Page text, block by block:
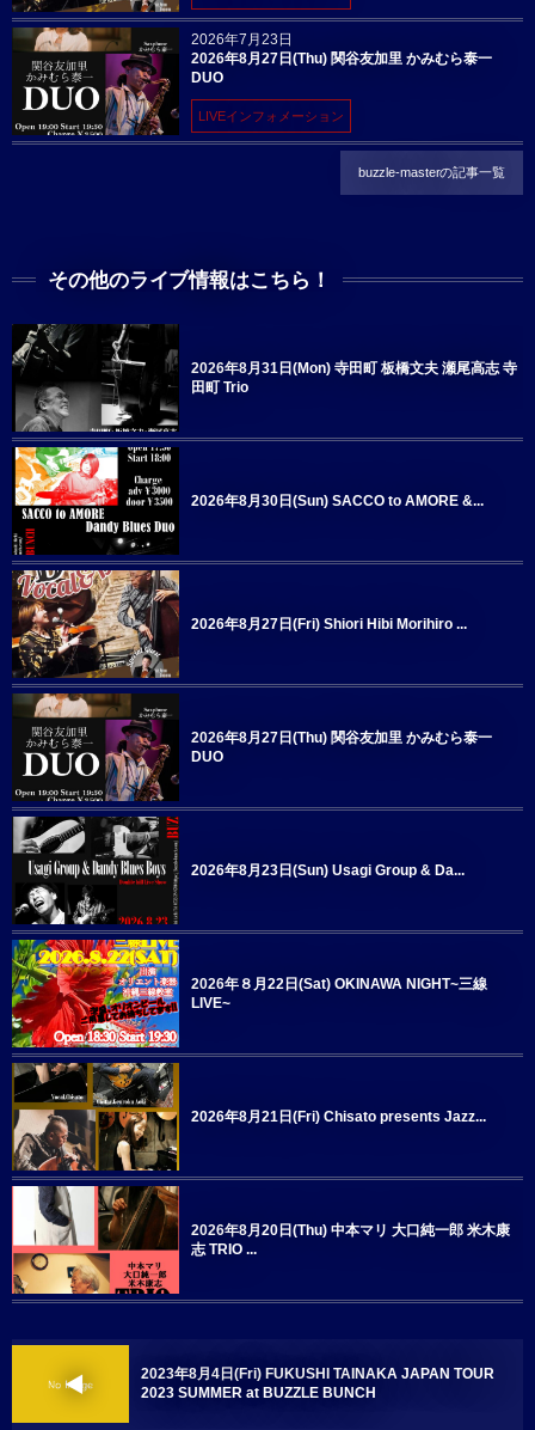
2026年7月23日
2026年8月27日(Thu) 関谷友加里 かみむら泰一
DUO
LIVEインフォメーション
buzzle-masterの記事一覧
その他のライブ情報はこちら！
2026年8月31日(Mon) 寺田町 板橋文夫 瀬尾高志 寺
田町 Trio
2026年8月30日(Sun) SACCO to AMORE &...
2026年8月27日(Fri) Shiori Hibi Morihiro ...
2026年8月27日(Thu) 関谷友加里 かみむら泰一
DUO
2026年8月23日(Sun) Usagi Group & Da...
2026年８月22日(Sat) OKINAWA NIGHT~三線
LIVE~
2026年8月21日(Fri) Chisato presents Jazz...
2026年8月20日(Thu) 中本マリ 大口純一郎 米木康
志 TRIO ...
2023年8月4日(Fri) FUKUSHI TAINAKA JAPAN TOUR
2023 SUMMER at BUZZLE BUNCH